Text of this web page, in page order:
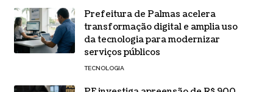
Prefeitura de Palmas acelera
transformação digital e amplia uso
da tecnologia para modernizar
serviços públicos
TECNOLOGIA